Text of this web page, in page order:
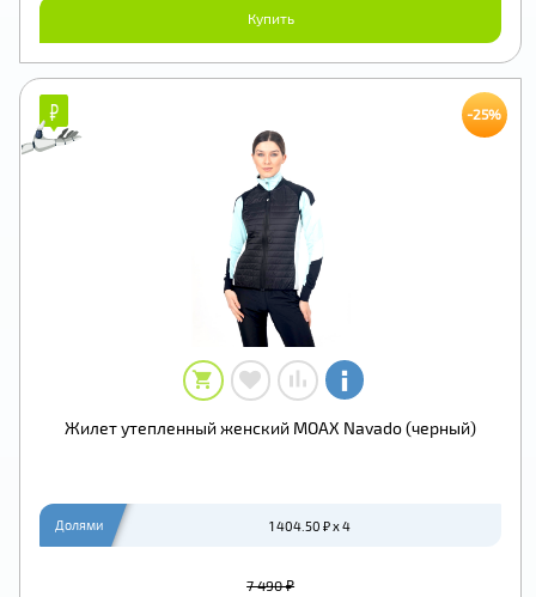
Купить
₽
₽
Жилет утепленный женский MOAX Navado (черный)
Долями 1 404.50 ₽ x 4
7 490 ₽
-25%